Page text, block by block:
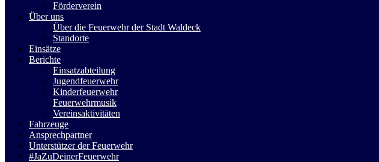
Förderverein
Über uns
Über die Feuerwehr der Stadt Waldeck
Standorte
Einsätze
Berichte
Einsatzabteilung
Jugendfeuerwehr
Kinderfeuerwehr
Feuerwehrmusik
Vereinsaktivitäten
Fahrzeuge
Ansprechpartner
Unterstützer der Feuerwehr
#JaZuDeinerFeuerwehr